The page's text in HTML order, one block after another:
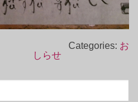
Categories: お
しらせ